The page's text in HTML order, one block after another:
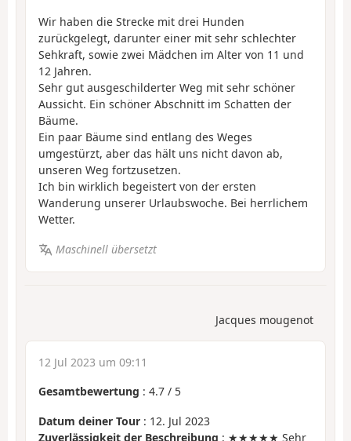
Wir haben die Strecke mit drei Hunden
zurückgelegt, darunter einer mit sehr schlechter
Sehkraft, sowie zwei Mädchen im Alter von 11 und
12 Jahren.
Sehr gut ausgeschilderter Weg mit sehr schöner
Aussicht. Ein schöner Abschnitt im Schatten der
Bäume.
Ein paar Bäume sind entlang des Weges
umgestürzt, aber das hält uns nicht davon ab,
unseren Weg fortzusetzen.
Ich bin wirklich begeistert von der ersten
Wanderung unserer Urlaubswoche. Bei herrlichem
Wetter.
Maschinell übersetzt
Jacques mougenot
12 Jul 2023 um 09:11
Gesamtbewertung : 4.7 / 5
Datum deiner Tour : 12. Jul 2023
Zuverlässigkeit der Beschreibung : ★★★★★ Sehr